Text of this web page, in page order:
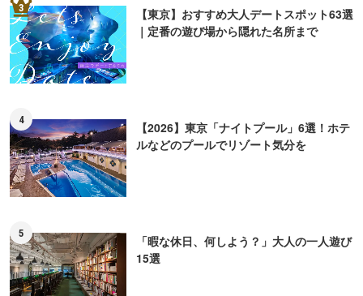
3
【東京】おすすめ大人デートスポット63選
｜定番の遊び場から隠れた名所まで
4
【2026】東京「ナイトプール」6選！ホテ
ルなどのプールでリゾート気分を
5
「暇な休日、何しよう？」大人の一人遊び
15選